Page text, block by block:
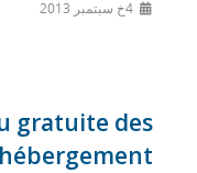
gratuite des